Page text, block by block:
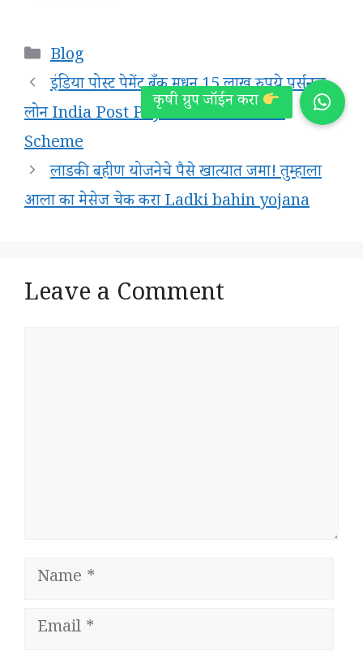
Categories
Blog
इंडिया पोस्ट पेमेंट बँक मधून 15 लाख रुपये पर्सनल
लोन India Post Payment Bank Loan
Scheme
लाडकी बहीण योजनेचे पैसे खात्यात जमा! तुम्हाला
आला का मेसेज चेक करा Ladki bahin yojana
Leave a Comment
Name
Email